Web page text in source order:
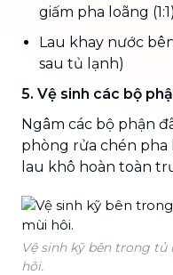
giấm pha loãng
Lau khay nước
sau tủ lạnh)
5. Vệ sinh các bộ
Ngâm các bộ phận
phòng rửa chén pha
lau khô hoàn toàn
Vệ sinh kỹ bên trong tủ
hôi.